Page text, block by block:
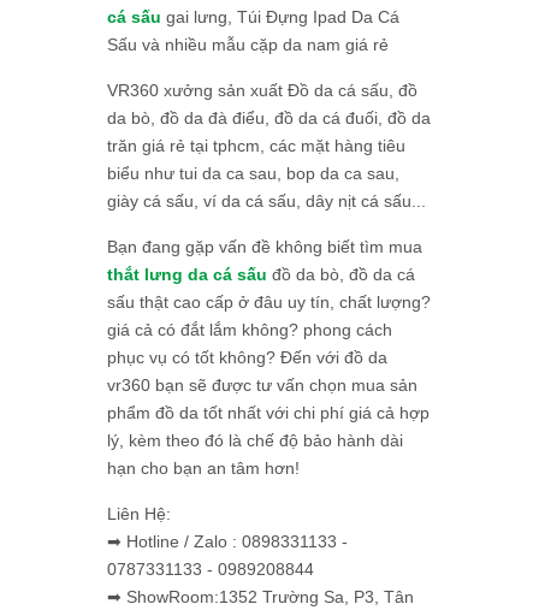
cá sấu gai lưng, Túi Đựng Ipad Da Cá
Sấu và nhiều mẫu cặp da nam giá rẻ
VR360 xưởng sản xuất Đồ da cá sấu, đồ
da bò, đồ da đà điểu, đồ da cá đuối, đồ da
trăn giá rẻ tại tphcm, các mặt hàng tiêu
biểu như tui da ca sau, bop da ca sau,
giày cá sấu, ví da cá sấu, dây nịt cá sấu...
Bạn đang gặp vấn đề không biết tìm mua
thắt lưng da cá sấu đồ da bò, đồ da cá
sấu thật cao cấp ở đâu uy tín, chất lượng?
giá cả có đắt lắm không? phong cách
phục vụ có tốt không? Đến với đồ da
vr360 bạn sẽ được tư vấn chọn mua sản
phẩm đồ da tốt nhất với chi phí giá cả hợp
lý, kèm theo đó là chế độ bảo hành dài
hạn cho bạn an tâm hơn!
Liên Hệ:
➡ Hotline / Zalo : 0898331133 -
0787331133 - 0989208844
➡ ShowRoom:1352 Trường Sa, P3, Tân